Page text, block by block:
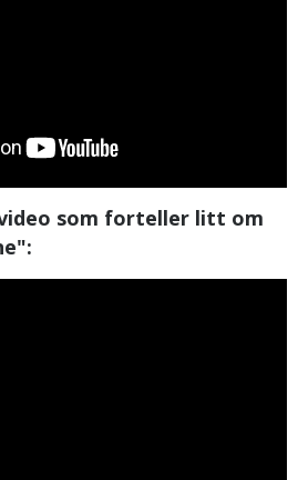
som forteller litt om